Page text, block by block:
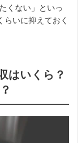
くない」といっ
いに抑えておく
はいくら？